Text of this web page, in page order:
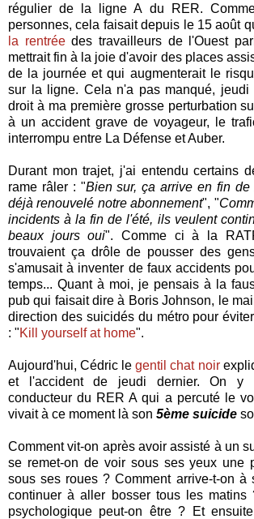
régulier de la ligne A du RER.
personnes, cela faisait depuis le 15 août
la rentréedes travailleurs de l'Ouest
mettrait fin à la joie d'avoir des places
de la journée et qui augmenterait le
sur la ligne. Cela n'a pas manqué,
droit à ma première grosse perturbation
à un accident grave de voyageur, le
interrompu entre La Défense et Auber.
Durant mon trajet, j'ai entendu certains
rame râler : "Bien sur, ça arrive en fin
déjà renouvelé notre abonnement", "
incidents à la fin de l'été, ils veulent
beaux jours oui". Comme ci à la
trouvaient ça drôle de pousser des
s'amusait à inventer de faux accidents
temps... Quant à moi, je pensais à la
pub qui faisait dire à Boris Johnson, le
direction des suicidés du métro pour
: "Kill yourself at home".
Aujourd'hui, Cédric legentil chat noir
et l'accident de jeudi dernier. On y
conducteur du RER A qui a percuté le
vivait à ce moment là son 5ème suicide
Comment vit-on après avoir assisté à un
se remet-on de voir sous ses yeux une
sous ses roues ? Comment arrive-t-on à
continuer à aller bosser tous les matins
psychologique peut-on être ? Et